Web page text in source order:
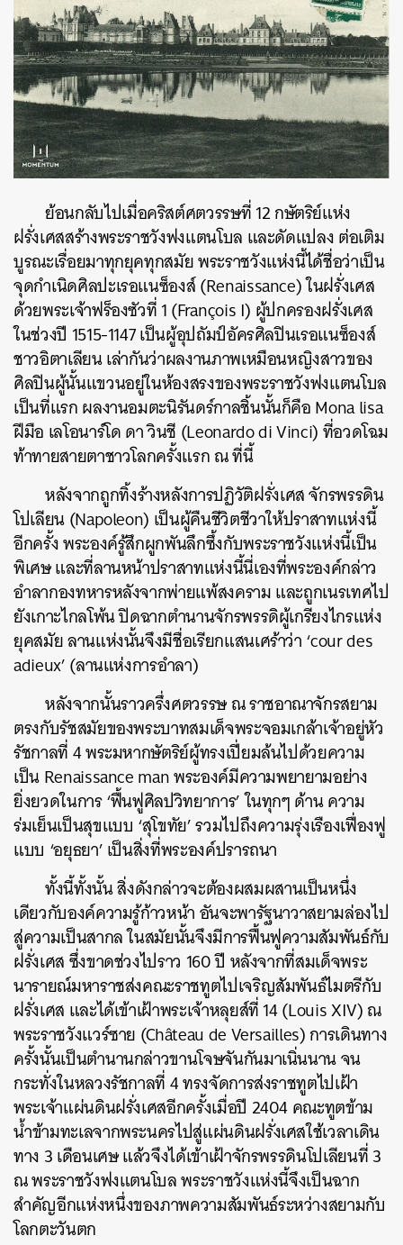
ย้อนกลับไปเมื่อคริสต์ศตวรรษที่ 12 กษัตริย์แห่ง
ฝรั่งเศสสร้างพระราชวังฟงแตนโบล และดัดแปลง ต่อเติม
บูรณะเรื่อยมาทุกยุคทุกสมัย พระราชวังแห่งนี้ได้ชื่อว่าเป็น
จุดกำเนิดศิลปะเรอแนซ็องส์ (Renaissance) ในฝรั่งเศส
ด้วยพระเจ้าฟร็องซัวที่ 1 (François I) ผู้ปกครองฝรั่งเศส
ในช่วงปี 1515-1147 เป็นผู้อุปถัมป์อัครศิลปินเรอแนซ็องส์
ชาวอิตาเลียน เล่ากันว่าผลงานภาพเหมือนหญิงสาวของ
ศิลปินผู้นั้นแขวนอยู่ในห้องสรงของพระราชวังฟงแตนโบล
เป็นที่แรก ผลงานอมตะนิรันดร์กาลชิ้นนั้นก็คือ Mona lisa
ฝีมือ เลโอนาร์โด ดา วินชี (Leonardo di Vinci) ที่อวดโฉม
ท้าทายสายตาชาวโลกครั้งแรก ณ ที่นี้
หลังจากถูกทิ้งร้างหลังการปฏิวัติฝรั่งเศส จักรพรรดิน
โปเลียน (Napoleon) เป็นผู้คืนชีวิตชีวาให้ปราสาทแห่งนี้
อีกครั้ง พระองค์รู้สึกผูกพันลึกซึ้งกับพระราชวังแห่งนี้เป็น
พิเศษ และที่ลานหน้าปราสาทแห่งนี้นี่เองที่พระองค์กล่าว
อำลากองทหารหลังจากพ่ายแพ้สงคราม และถูกเนรเทศไป
ยังเกาะไกลโพ้น ปิดฉากตำนานจักรพรรดิผู้เกรียงไกรแห่ง
ยุคสมัย ลานแห่งนั้นจึงมีชื่อเรียกแสนเศร้าว่า ‘cour des
adieux’ (ลานแห่งการอำลา)
หลังจากนั้นราวครึ่งศตวรรษ ณ ราชอาณาจักรสยาม
ตรงกับรัชสมัยของพระบาทสมเด็จพระจอมเกล้าเจ้าอยู่หัว
รัชกาลที่ 4 พระมหากษัตริย์ผู้ทรงเปี่ยมล้นไปด้วยความ
เป็น Renaissance man พระองค์มีความพยายามอย่าง
ยิ่งยวดในการ ‘ฟื้นฟูศิลปวิทยาการ’ ในทุกๆ ด้าน ความ
ร่มเย็นเป็นสุขแบบ ‘สุโขทัย’ รวมไปถึงความรุ่งเรืองเฟื่องฟู
แบบ ‘อยุธยา’ เป็นสิ่งที่พระองค์ปรารถนา
ทั้งนี้ทั้งนั้น สิ่งดังกล่าวจะต้องผสมผสานเป็นหนึ่ง
เดียวกับองค์ความรู้ก้าวหน้า อันจะพารัฐนาวาสยามล่องไป
สู่ความเป็นสากล ในสมัยนั้นจึงมีการฟื้นฟูความสัมพันธ์กับ
ฝรั่งเศส ซึ่งขาดช่วงไปราว 160 ปี หลังจากที่สมเด็จพระ
นารายณ์มหาราชส่งคณะราชทูตไปเจริญสัมพันธ์ไมตรีกับ
ฝรั่งเศส และได้เข้าเฝ้าพระเจ้าหลุยส์ที่ 14 (Louis XIV) ณ
พระราชวังแวร์ซาย (Château de Versailles) การเดินทาง
ครั้งนั้นเป็นตำนานกล่าวขานโจษจันกันมาเนิ่นนาน จน
กระทั่งในหลวงรัชกาลที่ 4 ทรงจัดการส่งราชทูตไปเฝ้า
พระเจ้าแผ่นดินฝรั่งเศสอีกครั้งเมื่อปี 2404 คณะทูตข้าม
น้ำข้ามทะเลจากพระนครไปสู่แผ่นดินฝรั่งเศสใช้เวลาเดิน
ทาง 3 เดือนเศษ แล้วจึงได้เข้าเฝ้าจักรพรรดินโปเลียนที่ 3
ณ พระราชวังฟงแตนโบล พระราชวังแห่งนี้จึงเป็นฉาก
สำคัญอีกแห่งหนึ่งของภาพความสัมพันธ์ระหว่างสยามกับ
โลกตะวันตก
ค้นหา
SHARE TWEET LINE EMAIL